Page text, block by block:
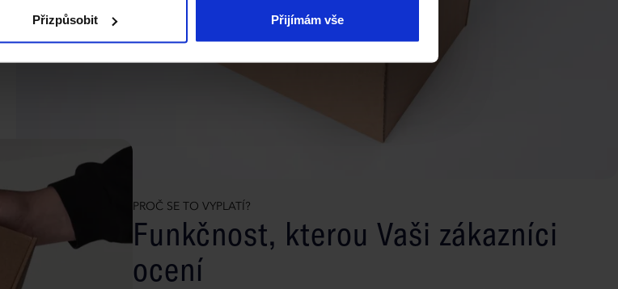
Přizpůsobit Přijímám vše
PROČ SE TO VYPLATÍ?
Funkčnost, kterou Vaši zákazníci
ocení